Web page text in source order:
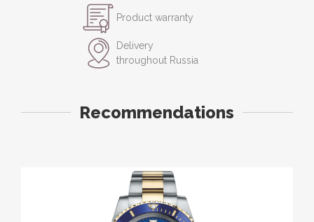
Product warranty
Delivery
throughout Russia
Recommendations